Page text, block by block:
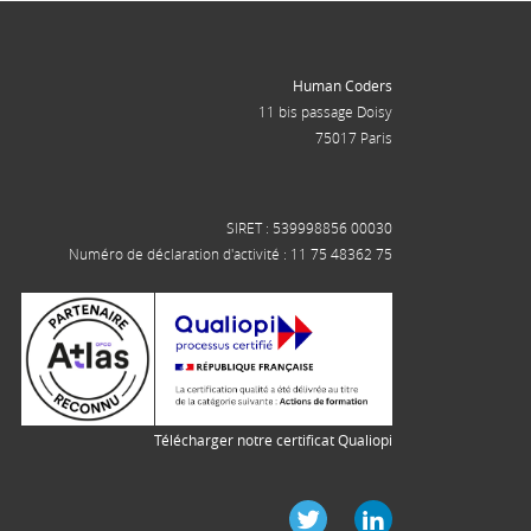
Human Coders
11 bis passage Doisy
75017 Paris
SIRET : 539998856 00030
Numéro de déclaration d'activité : 11 75 48362 75
Télécharger notre certificat Qualiopi